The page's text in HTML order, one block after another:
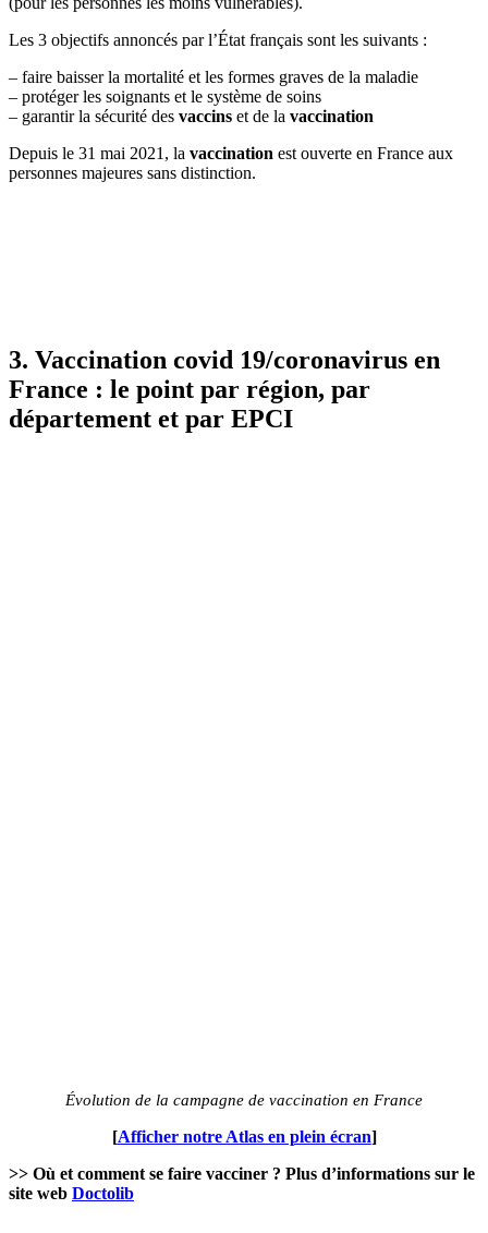
Les 3 objectifs annoncés par l’État français sont les suivants :
– faire baisser la mortalité et les formes graves de la maladie
– protéger les soignants et le système de soins
– garantir la sécurité des vaccins et de la vaccination
Depuis le 31 mai 2021, la vaccination est ouverte en France aux
personnes majeures sans distinction.
3. Vaccination covid 19/coronavirus en
France : le point par région, par
département et par EPCI
Évolution de la campagne de vaccination en France
[Afficher notre Atlas en plein écran]
>> Où et comment se faire vacciner ? Plus d’informations sur le
site web Doctolib